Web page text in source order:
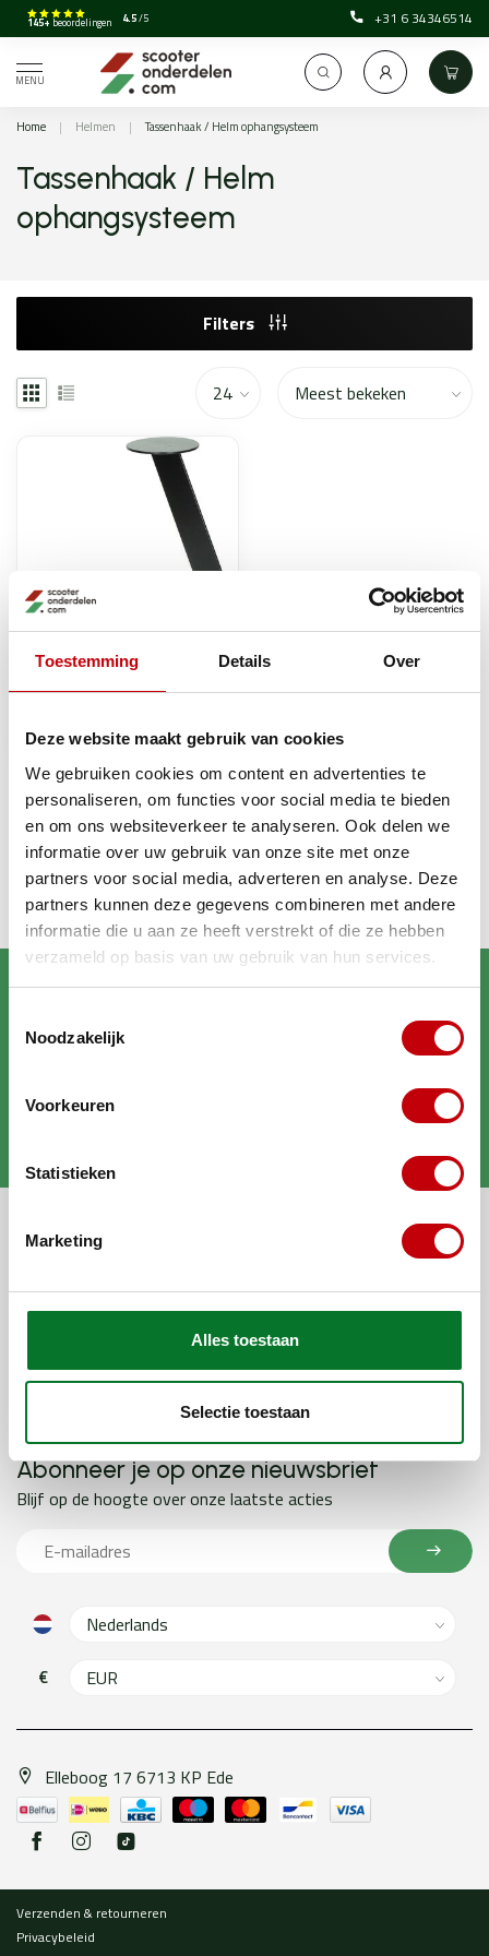
Toestemming Details Over
Deze website maakt gebruik van cookies
We gebruiken cookies om content en advertenties te
personaliseren, om functies voor social media te bieden
en om ons websiteverkeer te analyseren. Ook delen we
informatie over uw gebruik van onze site met onze
partners voor social media, adverteren en analyse. Deze
partners kunnen deze gegevens combineren met andere
informatie die u aan ze heeft verstrekt of die ze hebben
verzameld op basis van uw gebruik van hun services.
Noodzakelijk
Voorkeuren
Statistieken
Marketing
Alles toestaan
Selectie toestaan
145+ beoordelingen 4.5/5 +31 6 34346514
MENU
Home | Helmen | Tassenhaak / Helm ophangsysteem
Tassenhaak / Helm
ophangsysteem
Filters
helm wandsteun metaal
€15,25
Op voorraad bij
leverancier
Recent bekeken
Brengt jouw scooter in
Alle categorieën
Algemene informatie
Populaire categorieën
Abonneer je op onze nieuwsbrief
Blijf op de hoogte over onze laatste acties
€
Elleboog 17 6713 KP Ede
Verzenden & retourneren
Privacybeleid